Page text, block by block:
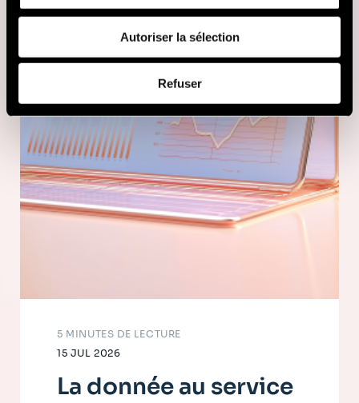
fournies ou qu'ils ont collectées lors de votre utilisation
de leurs services (cookies tiers).
vous pouvez nous contacter et comment nous traitons
Politique de protection des données à caractère
personnel.
Autoriser la sélection
Refuser
15 JUL 2026
5 MINUTES DE LECTURE
La donnée au service